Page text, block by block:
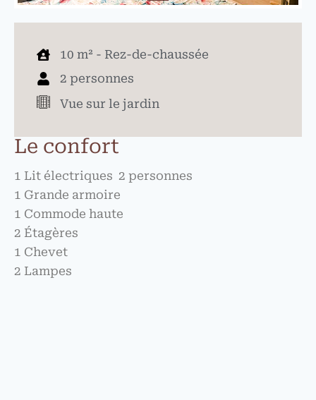
10 m² - Rez-de-chaussée
2 personnes
Vue sur le jardin
Le confort
1 Lit électriques 2 personnes
1 Grande armoire
1 Commode haute
2 Étagères
1 Chevet
2 Lampes